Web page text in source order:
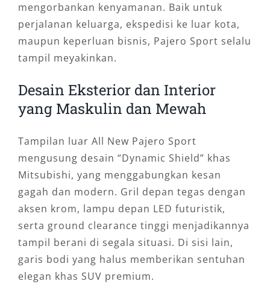
mengorbankan kenyamanan. Baik untuk
perjalanan keluarga, ekspedisi ke luar kota,
maupun keperluan bisnis, Pajero Sport selalu
tampil meyakinkan.
Desain Eksterior dan Interior
yang Maskulin dan Mewah
Tampilan luar All New Pajero Sport
mengusung desain “Dynamic Shield” khas
Mitsubishi, yang menggabungkan kesan
gagah dan modern. Gril depan tegas dengan
aksen krom, lampu depan LED futuristik,
serta ground clearance tinggi menjadikannya
tampil berani di segala situasi. Di sisi lain,
garis bodi yang halus memberikan sentuhan
elegan khas SUV premium.